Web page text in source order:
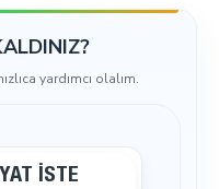
yardımcı olalım.
İSTE